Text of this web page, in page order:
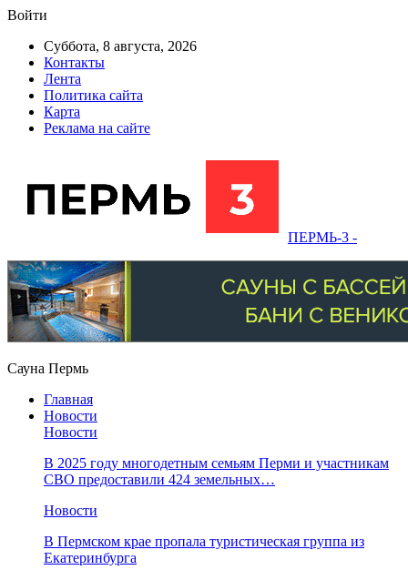
Войти
Суббота, 8 августа, 2026
Контакты
Лента
Политика сайта
Карта
Реклама на сайте
ПЕРМЬ-3 -
Сауна Пермь
Главная
Новости
Новости
В 2025 году многодетным семьям Перми и участникам
СВО предоставили 424 земельных…
Новости
​В Пермском крае пропала туристическая группа из
Екатеринбурга